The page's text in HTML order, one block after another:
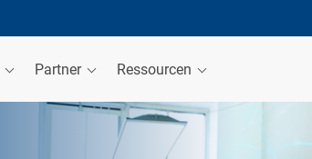
Partner Ressourcen